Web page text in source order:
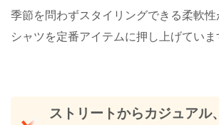
季節を問わずスタイリングできる柔軟
シャツを定番アイテムに押し上げていま
ストリートからカジュアル